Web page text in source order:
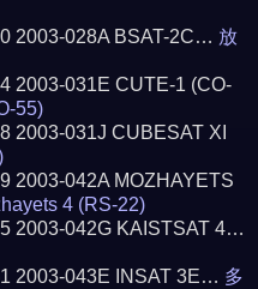
2003-028A BSAT-2C… 放
2003-031E CUTE-1 (CO-
55)
2003-031J CUBESAT XI
2003-042A MOZHAYETS
4 (RS-22)
2003-042G KAISTSAT 4…
2003-043E INSAT 3E… 多